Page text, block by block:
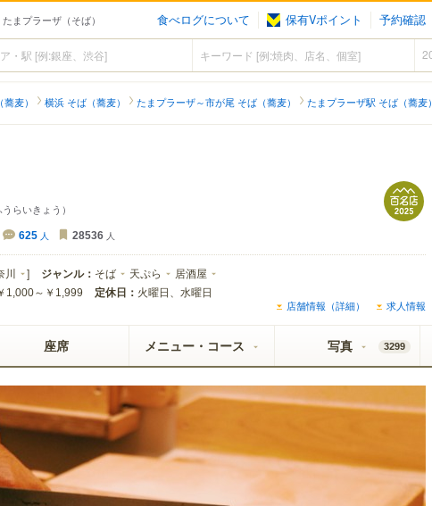
まプラーザ（そば） 食べログについて 保有Vポイント 予約確認
麦） 横浜 そば（蕎麦） たまプラーザ～市が尾 そば（蕎麦） たまプラーザ駅 そば（蕎麦）
うらいきょう）
625 人 28536 人
川 ] ジャンル： そば 天ぷら 居酒屋
1,000～￥1,999 定休日： 火曜日、水曜日
店舗情報（詳細） 求人情報
座席 メニュー・コース 写真 3299